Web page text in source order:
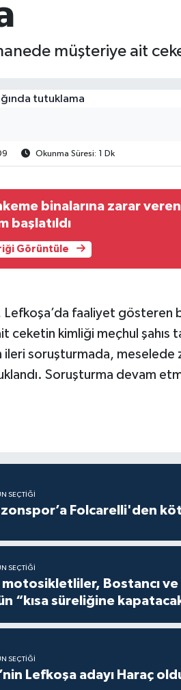
müşteriye ait
Okunma Süresi: 1 Dk
binalarına zarar
başlatıldı
Görüntüle
Lefkoşa’da faaliyet gösteren
kimliği meçhul şahıs
ileri soruşturmada, meselede
Soruşturma devam
SEÇTIĞI
Folcarelli'den
SEÇTIĞI
motosikletliler, Bostancı ve
“kısa süreliğine
SEÇTIĞI
Lefkoşa adayı Haraç